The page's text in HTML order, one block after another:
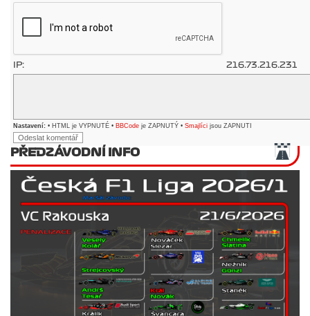
IP: 216.73.216.231
Nastavení: • HTML je VYPNUTÉ • BBCode je ZAPNUTÝ • Smajlíci jsou ZAPNUTI
PŘEDZÁVODNÍ INFO